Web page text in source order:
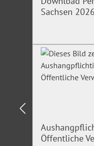
Sachsen 2026
Öffentliche